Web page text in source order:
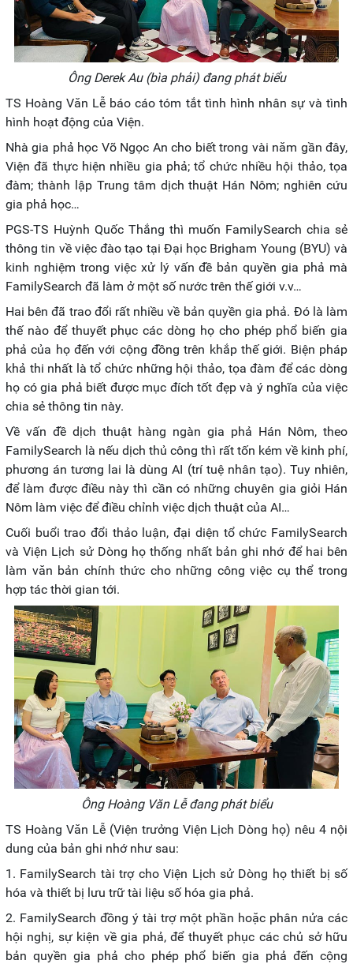
Ông Derek Au (bìa phải) đang phát biểu
TS Hoàng Văn Lễ báo cáo tóm tắt tình hình nhân sự và tình
hình hoạt động của Viện.
Nhà gia phả học Võ Ngọc An cho biết trong vài năm gần đây,
Viện đã thực hiện nhiều gia phả; tổ chức nhiều hội thảo, tọa
đàm; thành lập Trung tâm dịch thuật Hán Nôm; nghiên cứu
gia phả học…
PGS-TS Huỳnh Quốc Thắng thì muốn FamilySearch chia sẻ
thông tin về việc đào tạo tại Đại học Brigham Young (BYU) và
kinh nghiệm trong việc xử lý vấn đề bản quyền gia phả mà
FamilySearch đã làm ở một số nước trên thế giới v.v…
Hai bên đã trao đổi rất nhiều về bản quyền gia phả. Đó là làm
thế nào để thuyết phục các dòng họ cho phép phổ biến gia
phả của họ đến với cộng đồng trên khắp thế giới. Biện pháp
khả thi nhất là tổ chức những hội thảo, tọa đàm để các dòng
họ có gia phả biết được mục đích tốt đẹp và ý nghĩa của việc
chia sẻ thông tin này.
Về vấn đề dịch thuật hàng ngàn gia phả Hán Nôm, theo
FamilySearch là nếu dịch thủ công thì rất tốn kém về kinh phí,
phương án tương lai là dùng AI (trí tuệ nhân tạo). Tuy nhiên,
để làm được điều này thì cần có những chuyên gia giỏi Hán
Nôm làm việc để điều chỉnh việc dịch thuật của AI…
Cuối buổi trao đổi thảo luận, đại diện tổ chức FamilySearch
và Viện Lịch sử Dòng họ thống nhất bản ghi nhớ để hai bên
làm văn bản chính thức cho những công việc cụ thể trong
hợp tác thời gian tới.
Ông Hoàng Văn Lễ đang phát biểu
TS Hoàng Văn Lễ (Viện trưởng Viện Lịch Dòng họ) nêu 4 nội
dung của bản ghi nhớ như sau:
1. FamilySearch tài trợ cho Viện Lịch sử Dòng họ thiết bị số
hóa và thiết bị lưu trữ tài liệu số hóa gia phả.
2. FamilySearch đồng ý tài trợ một phần hoặc phân nửa các
hội nghị, sự kiện về gia phả, để thuyết phục các chủ sở hữu
bản quyền gia phả cho phép phổ biến gia phả đến cộng